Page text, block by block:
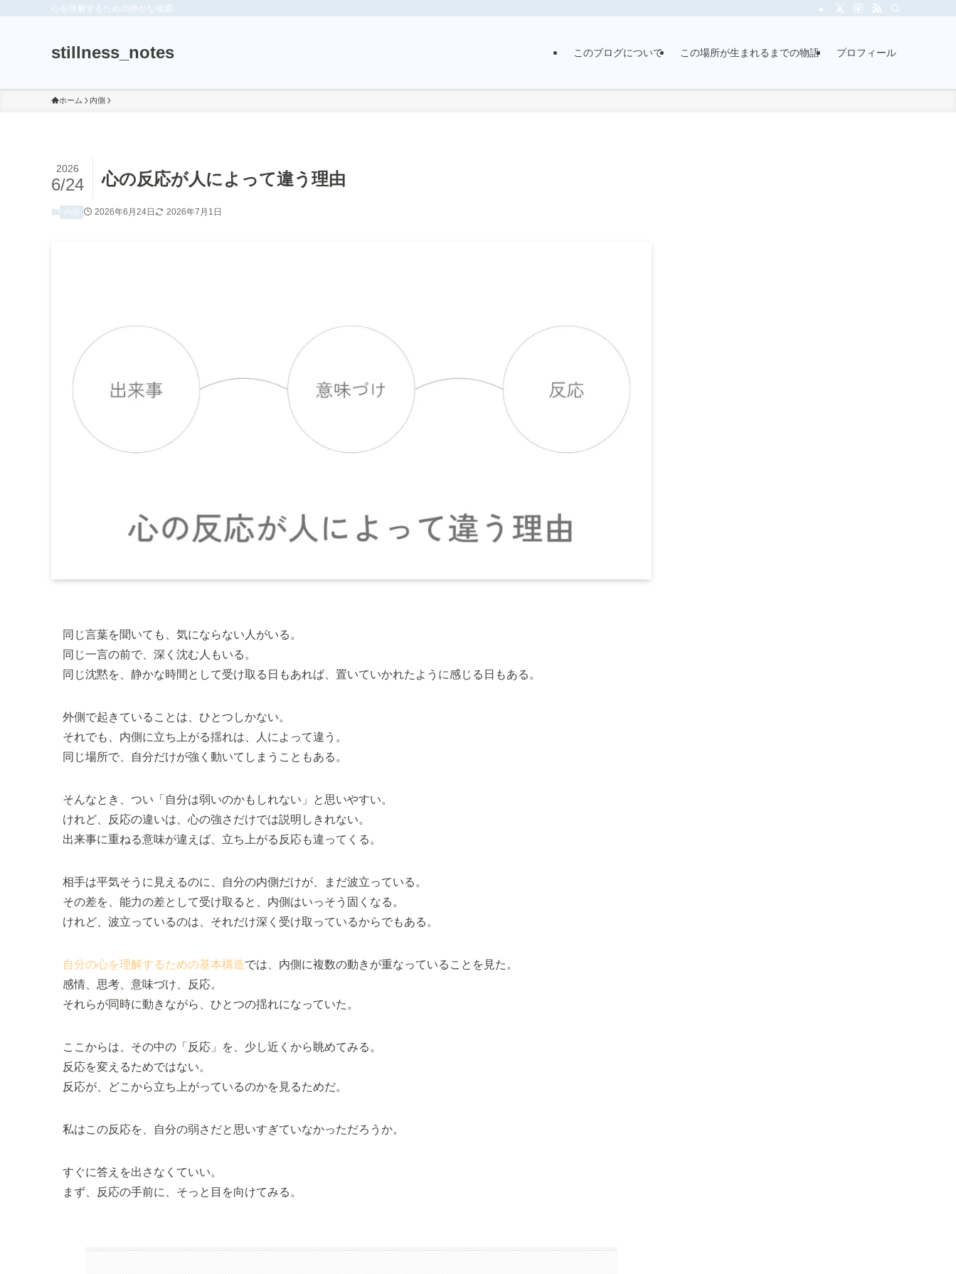
心を理解するための静かな地図
stillness_notes このブログについて この場所が生まれるまでの物語 プロフィール
ホーム 内側
心の反応が人によって違う理由
2026
6/24
内側 2026年6月24日 2026年7月1日
同じ言葉を聞いても、気にならない人がいる。
同じ一言の前で、深く沈む人もいる。
同じ沈黙を、静かな時間として受け取る日もあれば、置いていかれたように感じる日もある。
外側で起きていることは、ひとつしかない。
それでも、内側に立ち上がる揺れは、人によって違う。
同じ場所で、自分だけが強く動いてしまうこともある。
そんなとき、つい「自分は弱いのかもしれない」と思いやすい。
けれど、反応の違いは、心の強さだけでは説明しきれない。
出来事に重ねる意味が違えば、立ち上がる反応も違ってくる。
相手は平気そうに見えるのに、自分の内側だけが、まだ波立っている。
その差を、能力の差として受け取ると、内側はいっそう固くなる。
けれど、波立っているのは、それだけ深く受け取っているからでもある。
自分の心を理解するための基本構造では、内側に複数の動きが重なっていることを見た。
感情、思考、意味づけ、反応。
それらが同時に動きながら、ひとつの揺れになっていた。
ここからは、その中の「反応」を、少し近くから眺めてみる。
反応を変えるためではない。
反応が、どこから立ち上がっているのかを見るためだ。
私はこの反応を、自分の弱さだと思いすぎていなかっただろうか。
すぐに答えを出さなくていい。
まず、反応の手前に、そっと目を向けてみる。